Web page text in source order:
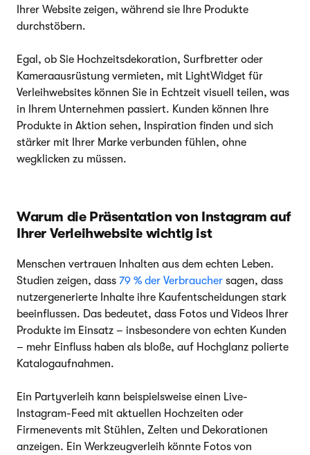
Ihrer Website zeigen, während sie Ihre Produkte
durchstöbern.
Egal, ob Sie Hochzeitsdekoration, Surfbretter oder
Kameraausrüstung vermieten, mit LightWidget für
Verleihwebsites können Sie in Echtzeit visuell teilen, was
in Ihrem Unternehmen passiert. Kunden können Ihre
Produkte in Aktion sehen, Inspiration finden und sich
stärker mit Ihrer Marke verbunden fühlen, ohne
wegklicken zu müssen.
Warum die Präsentation von Instagram auf
Ihrer Verleihwebsite wichtig ist
Menschen vertrauen Inhalten aus dem echten Leben.
Studien zeigen, dass 79 % der Verbraucher sagen, dass
nutzergenerierte Inhalte ihre Kaufentscheidungen stark
beeinflussen. Das bedeutet, dass Fotos und Videos Ihrer
Produkte im Einsatz – insbesondere von echten Kunden
– mehr Einfluss haben als bloße, auf Hochglanz polierte
Katalogaufnahmen.
Ein Partyverleih kann beispielsweise einen Live-
Instagram-Feed mit aktuellen Hochzeiten oder
Firmenevents mit Stühlen, Zelten und Dekorationen
anzeigen. Ein Werkzeugverleih könnte Fotos von